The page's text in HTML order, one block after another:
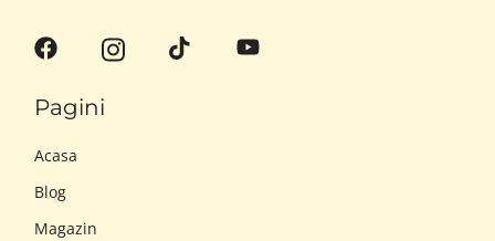
Pagini
Acasa
Blog
Magazin